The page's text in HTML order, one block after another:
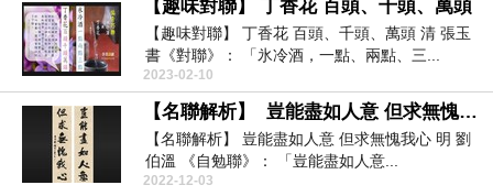
【趣味對聯】 丁香花 百頭、千頭、萬頭
【趣味對聯】 丁香花 百頭、千頭、萬頭 清 張玉
書《對聯》： 「氷冷酒，一點、兩點、三...
2023-02-10
【名聯解析】 豈能盡如人意 但求無愧我心
【名聯解析】 豈能盡如人意 但求無愧我心 明 劉
伯溫 《自勉聯》： 「豈能盡如人意...
2022-12-03